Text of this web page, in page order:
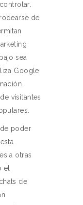
de
sea
Google
visitantes
poder
a otras
el
de